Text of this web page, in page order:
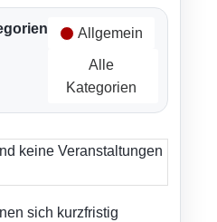
Allgemein
Alle
Kategorien
keine Veranstaltungen
sich kurzfristig